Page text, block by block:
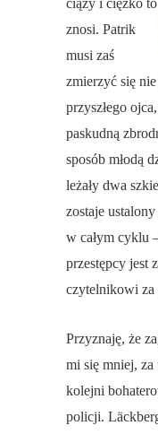
ciąży i ciężko to
znosi. Patrik
musi zaś
zmierzyć się
przyszłego
paskudną
sposób młodą
leżały dwa
zostaje
w całym cyklu
przestępcy jest
czytelnikowi za
Przyznaję, że
mi się mniej, za
kolejni
policji.